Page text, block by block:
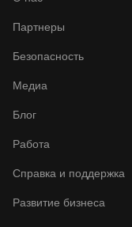
Партнеры
Безопасность
Медиа
Блог
Работа
Справка и поддержка
Развитие бизнеса